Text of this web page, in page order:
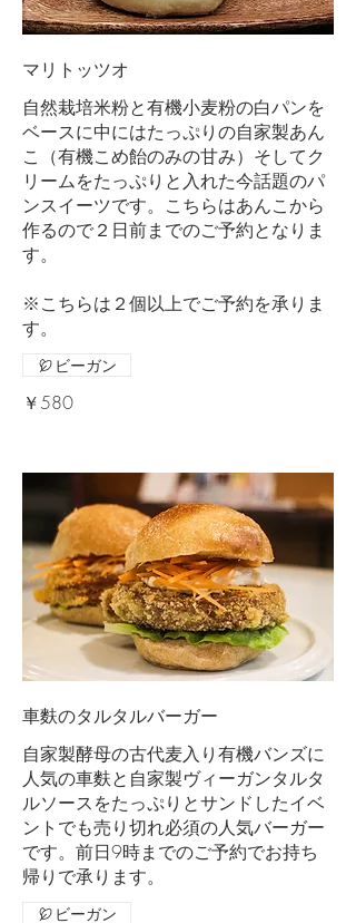
マリトッツオ
自然栽培米粉と有機小麦粉の白パンを
ベースに中にはたっぷりの自家製あん
こ（有機こめ飴のみの甘み）そしてク
リームをたっぷりと入れた今話題のパ
ンスイーツです。こちらはあんこから
作るので２日前までのご予約となりま
す。
※こちらは２個以上でご予約を承りま
す。
￥580
ビーガン
車麩のタルタルバーガー
自家製酵母の古代麦入り有機バンズに
人気の車麩と自家製ヴィーガンタルタ
ルソースをたっぷりとサンドしたイベ
ントでも売り切れ必須の人気バーガー
です。前日9時までのご予約でお持ち
帰りで承ります。
ビーガン